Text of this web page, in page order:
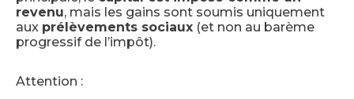
revenu, mais les gains sont soumis uniquement
aux prélèvements sociaux (et non au barème
progressif de l’impôt).
Attention :